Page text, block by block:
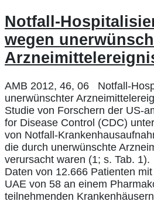
Notfall-
wegen
AMB 2012, 46, 06 Notfall-
unerwünschter
Studie von Forschern der US-
for Disease Control (CDC)
von Notfall-
die durch unerwünschte
verursacht waren (1; s. Tab.
Daten von 12.666 Patienten
UAE von 58 an einem
teilnehmenden